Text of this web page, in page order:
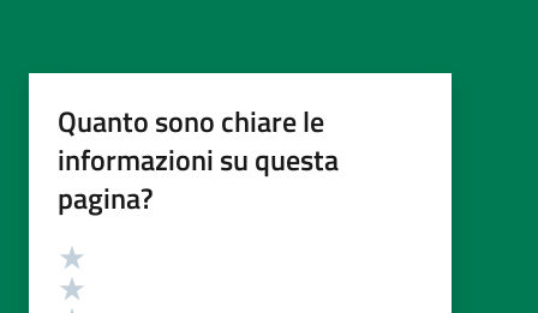
Quanto sono chiare le
informazioni su questa
pagina?
Valutazione